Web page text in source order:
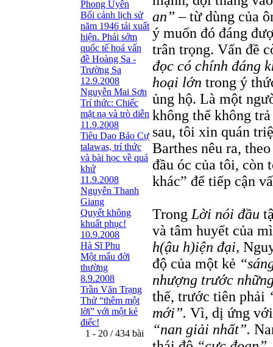
Phong Uyên
Bối cảnh lịch sử
năm 1946 tái xuất
hiện. Phải sớm
quốc tế hoá vấn
đề Hoàng Sa -
Trường Sa
12.9.2008
Nguyễn Mai Sơn
Trí thức: Chiếc
mặt nạ và trò diễn
11.9.2008
Tiêu Dao Bảo Cự
talawas, trí thức
và bài học về quá
khứ
11.9.2008
Nguyễn Thanh
Giang
Quyết không
khuất phục!
10.9.2008
Hà Sĩ Phu
Một mẩu đời
thường
8.9.2008
Trần Văn Trạng
Thử “thêm một
lời” với một kẻ
điếc!
1 - 20 / 434 bài
an”– từ dùng của
ý muốn đó đáng
trân trọng. Vấn đề
đọc có chính đáng
hoại lớn trong ý
ủng hộ. Là một
không thể không
sau, tôi xin quán
Barthes nêu ra,
đầu óc của tôi, còn
khác” để tiếp cận
Trong Lời nói đầu
và tâm huyết của
h(ậu h)iện đại,
độ của một kẻ
nhượng trước
thế, trước tiên phải
mới”. Vì, dị ứng
“nan giải nhất”.